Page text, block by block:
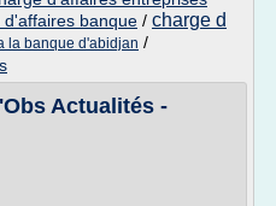
banque / charge d
la banque d'abidjan /
Actualités -